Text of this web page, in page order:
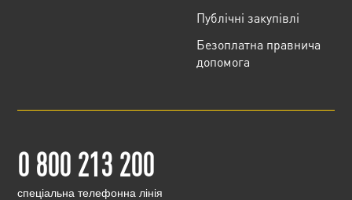
Публічні закупівлі
Безоплатна правнича
допомога
0 800 213 200
cпеціальна телефонна лінія